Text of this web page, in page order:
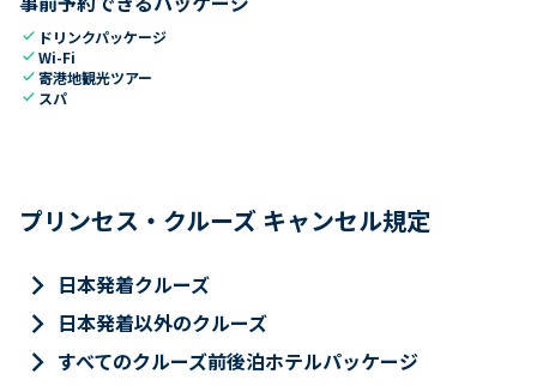
check ドリンクパッケージ
checkWi-Fi
check寄港地観光ツアー
check スパ
プリンセス・クルーズ キャンセル規定
keyboard_arrow_right 日本発着クルーズ
keyboard_arrow_right 日本発着以外のクルーズ
keyboard_arrow_right すべてのクルーズ前後泊ホテルパッケージ